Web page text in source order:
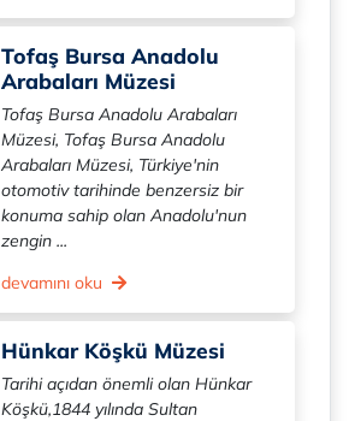
Tofaş Bursa Anadolu
Arabaları Müzesi
Tofaş Bursa Anadolu Arabaları
Müzesi, Tofaş Bursa Anadolu
Arabaları Müzesi, Türkiye'nin
otomotiv tarihinde benzersiz bir
konuma sahip olan Anadolu'nun
zengin ...
devamını oku
Hünkar Köşkü Müzesi
Tarihi açıdan önemli olan Hünkar
Köşkü,1844 yılında Sultan